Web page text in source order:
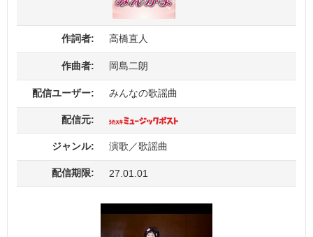
作詞者: 高橋直人
作曲者: 岡島二朗
配信ユーザー: みんなの歌謡曲
配信元:
ジャンル: 演歌／歌謡曲
配信期限: 27.01.01